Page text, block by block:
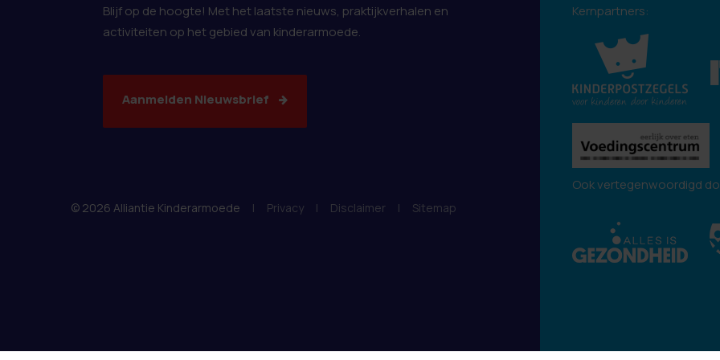
Blijf op de hoogte! Met het laatste nieuws, praktijkverhalen en
activiteiten op het gebied van kinderarmoede.
Aanmelden Nieuwsbrief
© 2026 Alliantie Kinderarmoede | Privacy | Disclaimer | Sitemap
Kernpartners:
Ook vertegenwoordigd